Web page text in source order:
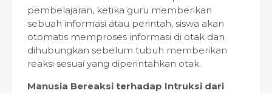
pembelajaran, ketika guru memberikan
sebuah informasi atau perintah, siswa akan
otomatis memproses informasi di otak dan
dihubungkan sebelum tubuh memberikan
reaksi sesuai yang diperintahkan otak.
Manusia Bereaksi terhadap Intruksi dari